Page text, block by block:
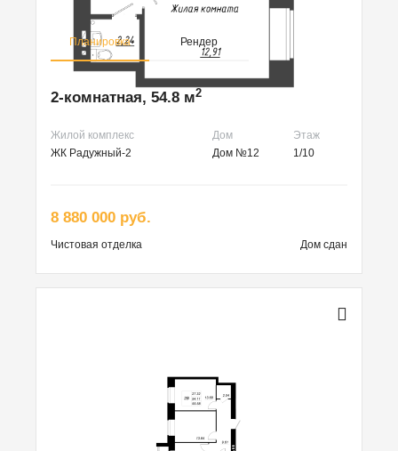
Планировка Рендер
2-комнатная, 54.8 м2
Жилой комплекс Дом
Этаж
ЖК Радужный-2
Дом №12 1/10
8 880 000 руб.
Чистовая отделка Дом сдан